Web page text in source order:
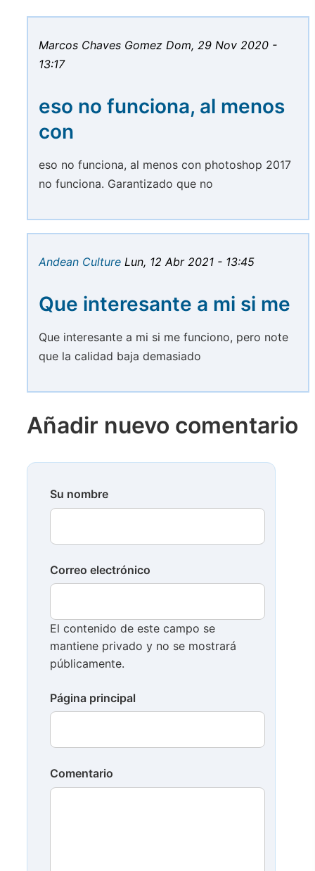
Marcos Chaves Gomez Dom, 29 Nov 2020 -
13:17
eso no funciona, al menos
con
eso no funciona, al menos con photoshop 2017
no funciona. Garantizado que no
Andean Culture Lun, 12 Abr 2021 - 13:45
Que interesante a mi si me
Que interesante a mi si me funciono, pero note
que la calidad baja demasiado
Añadir nuevo comentario
Su nombre
Correo electrónico
El contenido de este campo se
mantiene privado y no se mostrará
públicamente.
Página principal
Comentario